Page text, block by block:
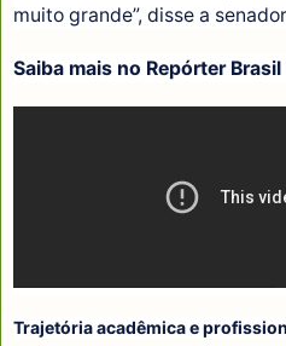
muito grande”, disse a
Saiba mais no Repórter
Trajetória acadêmica e